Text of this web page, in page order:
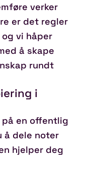
verker
er det regler
vi håper
å skape
rundt
i
en offentlig
å dele noter
hjelper deg